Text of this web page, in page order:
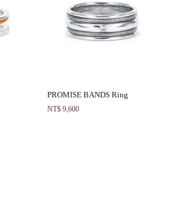
PROMISE BANDS Ring
NT$ 9,600